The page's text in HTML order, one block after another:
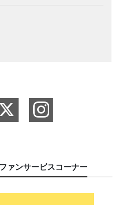
ァンサービスコーナー